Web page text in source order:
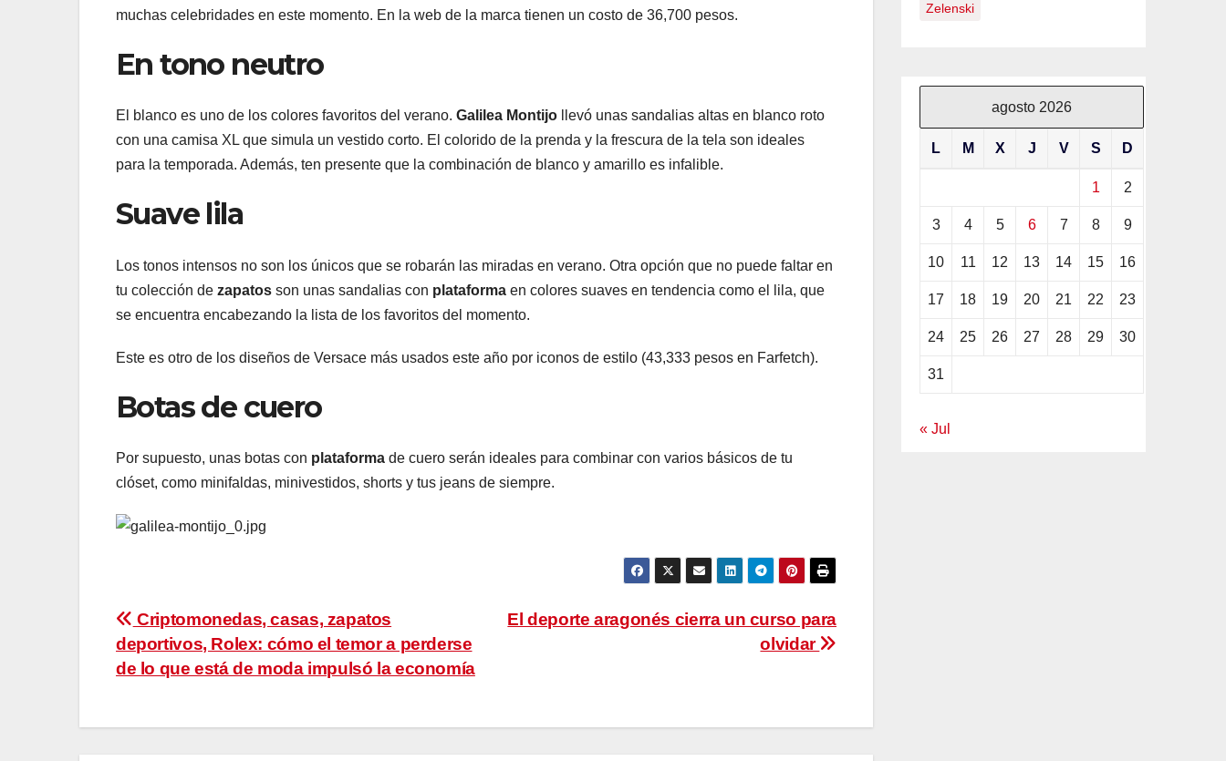
muchas celebridades en este momento. En la web de la marca tienen un costo de 36,700 pesos.
En tono neutro
El blanco es uno de los colores favoritos del verano. Galilea Montijo
llevó unas sandalias altas en blanco roto
con una camisa XL que simula un vestido corto. El colorido de la prenda y la frescura de la tela son ideales
para la temporada. Además, ten presente que la combinación de blanco y amarillo es infalible.
Suave lila
Los tonos intensos no son los únicos que se robarán las miradas en verano. Otra opción que no puede faltar en
tu colección de zapatos son unas sandalias con plataforma en colores suaves en tendencia como el lila, que
se encuentra encabezando la lista de los favoritos del momento.
Este es otro de los diseños de Versace más usados este año por iconos de estilo (43,333 pesos en Farfetch).
Botas de cuero
Por supuesto, unas botas con plataforma de cuero serán ideales para combinar con varios básicos de tu
clóset, como minifaldas, minivestidos, shorts y tus jeans de siempre.
Navegación
de
El deporte aragonés cierra un curso para
olvidar
Criptomonedas, casas, zapatos
deportivos, Rolex: cómo el temor a perderse
de lo que está de moda impulsó la economía
Zelenski
agosto 2026
L M X J V S D
1 2
3 4 5 6 7 8 9
10 11 12 13 14 15 16
17 18 19 20 21 22 23
24 25 26 27 28 29 30
31
« Jul